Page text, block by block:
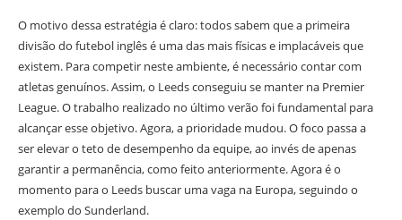
O motivo dessa estratégia é claro: todos sabem que a primeira
divisão do futebol inglês é uma das mais físicas e implacáveis que
existem. Para competir neste ambiente, é necessário contar com
atletas genuínos. Assim, o Leeds conseguiu se manter na Premier
League. O trabalho realizado no último verão foi fundamental para
alcançar esse objetivo. Agora, a prioridade mudou. O foco passa a
ser elevar o teto de desempenho da equipe, ao invés de apenas
garantir a permanência, como feito anteriormente. Agora é o
momento para o Leeds buscar uma vaga na Europa, seguindo o
exemplo do Sunderland.